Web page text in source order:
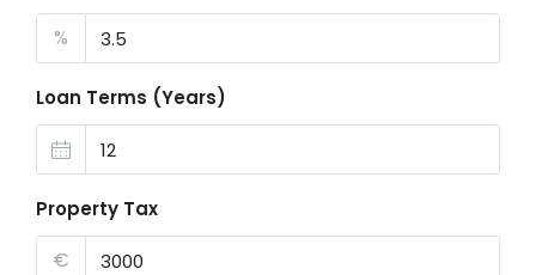
%
Loan Terms (Years)
Property Tax
€